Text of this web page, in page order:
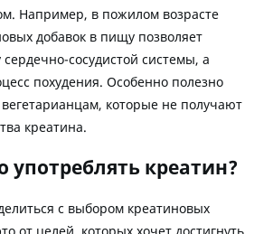
Например, в пожилом возрасте
добавок в пищу позволяет
сосудистой системы, а
похудения. Особенно полезно
которые не получают
креатина.
употреблять креатин?
с выбором креатиновых